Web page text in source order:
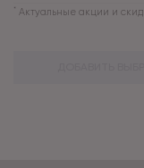
* Актуальные акции и